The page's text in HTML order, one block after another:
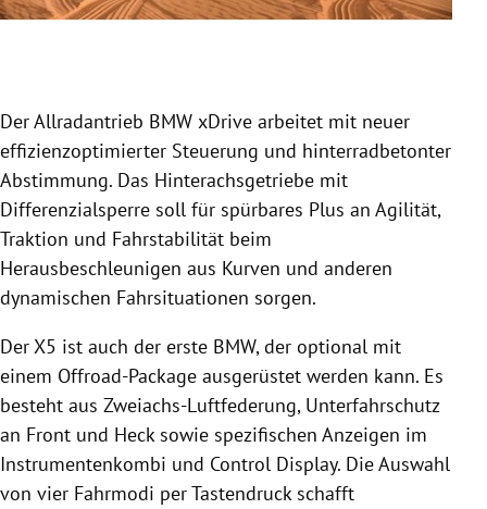
Der Allradantrieb BMW xDrive arbeitet mit neuer
effizienzoptimierter Steuerung und hinterradbetonter
Abstimmung. Das Hinterachsgetriebe mit
Differenzialsperre soll für spürbares Plus an Agilität,
Traktion und Fahrstabilität beim
Herausbeschleunigen aus Kurven und anderen
dynamischen Fahrsituationen sorgen.
Der X5 ist auch der erste BMW, der optional mit
einem Offroad-Package ausgerüstet werden kann. Es
besteht aus Zweiachs-Luftfederung, Unterfahrschutz
an Front und Heck sowie spezifischen Anzeigen im
Instrumentenkombi und Control Display. Die Auswahl
von vier Fahrmodi per Tastendruck schafft